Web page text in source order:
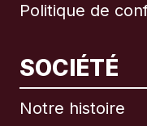
Politique de
SOCIÉTÉ
Notre histoire